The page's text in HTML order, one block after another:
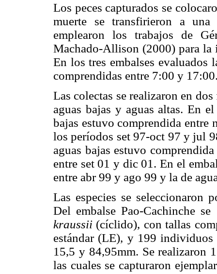
Los peces capturados se
muerte se transfirieron a
emplearon los trabajos de
Machado-Allison (2000) para la
En los tres embalses evaluados
comprendidas entre 7:00 y
Las colectas se realizaron en
aguas bajas y aguas altas. En
bajas estuvo comprendida entre
los períodos set 97-oct 97 y jul
aguas bajas estuvo
entre set 01 y dic 01. En el
entre abr 99 y ago 99 y la de
Las especies se seleccionaron
Del embalse Pao-Cachinche
kraussii (cíclido), con tallas
estándar (LE), y 199
15,5 y 84,95mm. Se realizaron
las cuales se capturaron